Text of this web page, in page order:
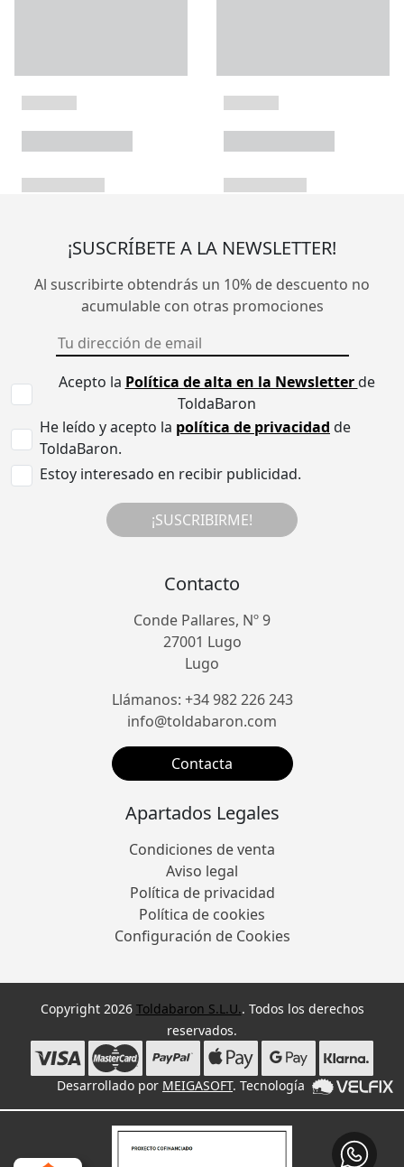
¡SUSCRÍBETE A LA NEWSLETTER!
Al suscribirte obtendrás un 10% de descuento no
acumulable con otras promociones
Acepto la Política de alta en la Newsletterde
ToldaBaron
He leído y acepto la política de privacidad de
ToldaBaron.
Estoy interesado en recibir publicidad.
¡SUSCRIBIRME!
Contacto
Conde Pallares, Nº 9
27001 Lugo
Lugo
Llámanos: +34 982 226 243
info@toldabaron.com
Contacta
Apartados Legales
Condiciones de venta
Aviso legal
Política de privacidad
Política de cookies
Configuración de Cookies
Copyright 2026 Toldabaron S.L.U.. Todos los derechos
reservados.
Desarrollado por MEIGASOFT. Tecnología